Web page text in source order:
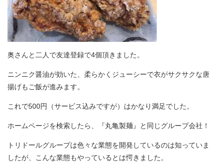
奥さんと二人で友達登録で4個頂きました。
ニンニク醤油が効いた、柔らかくジューシーで衣がサクサクな唐
揚げもご飯が進みます。
これで500円（サービス込みですが）はかなり満足でした。
ホームページを検索したら、『丸亀製麺』と同じグループ会社！
トリドールグループは色々な業態を開発しているのは知っていま
したが、こんな業態もやっているとは愕きました。